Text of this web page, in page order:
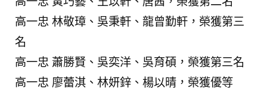
高一忠 林敬璋、吳秉軒、龍曾勤軒，榮獲第三
名
高一忠 蕭勝賢、吳奕洋、吳育碩，榮獲第三名
高一忠 廖蕾淇、林妍鋅、楊以晴，榮獲優等